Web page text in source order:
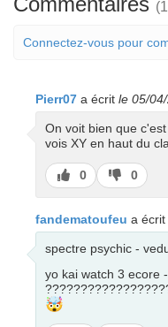
Connectez-vous pour
Pierr07 a écrit le 05/
On voit bien que
vois XY en haut du
J’aime
0
J’aime
pas
0
fandematoufeu a écrit
spectre psychic -
yo kai watch 3 ecore -
🤯